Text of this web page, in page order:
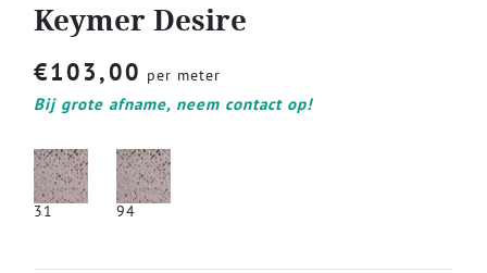
Keymer Desire
€103,00 per meter
Bij grote afname, neem contact op!
31 94